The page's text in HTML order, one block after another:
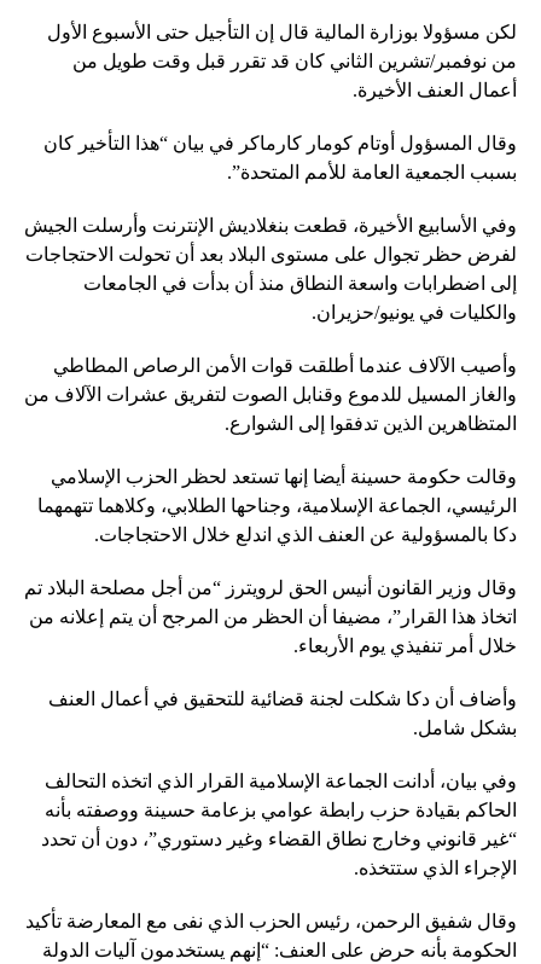
لكن مسؤولا بوزارة المالية قال إن التأجيل حتى الأسبوع الأول
من نوفمبر/تشرين الثاني كان قد تقرر قبل وقت طويل من
أعمال العنف الأخيرة.
وقال المسؤول أوتام كومار كارماكر في بيان “هذا التأخير كان
بسبب الجمعية العامة للأمم المتحدة”.
وفي الأسابيع الأخيرة، قطعت بنغلاديش الإنترنت وأرسلت الجيش
لفرض حظر تجوال على مستوى البلاد بعد أن تحولت الاحتجاجات
إلى اضطرابات واسعة النطاق منذ أن بدأت في الجامعات
والكليات في يونيو/حزيران.
وأصيب الآلاف عندما أطلقت قوات الأمن الرصاص المطاطي
والغاز المسيل للدموع وقنابل الصوت لتفريق عشرات الآلاف من
المتظاهرين الذين تدفقوا إلى الشوارع.
وقالت حكومة حسينة أيضا إنها تستعد لحظر الحزب الإسلامي
الرئيسي، الجماعة الإسلامية، وجناحها الطلابي، وكلاهما تتهمهما
دكا بالمسؤولية عن العنف الذي اندلع خلال الاحتجاجات.
وقال وزير القانون أنيس الحق لرويترز “من أجل مصلحة البلاد تم
اتخاذ هذا القرار”، مضيفا أن الحظر من المرجح أن يتم إعلانه من
خلال أمر تنفيذي يوم الأربعاء.
وأضاف أن دكا شكلت لجنة قضائية للتحقيق في أعمال العنف
بشكل شامل.
وفي بيان، أدانت الجماعة الإسلامية القرار الذي اتخذه التحالف
الحاكم بقيادة حزب رابطة عوامي بزعامة حسينة ووصفته بأنه
“غير قانوني وخارج نطاق القضاء وغير دستوري”، دون أن تحدد
الإجراء الذي ستتخذه.
وقال شفيق الرحمن، رئيس الحزب الذي نفى مع المعارضة تأكيد
الحكومة بأنه حرض على العنف: “إنهم يستخدمون آليات الدولة